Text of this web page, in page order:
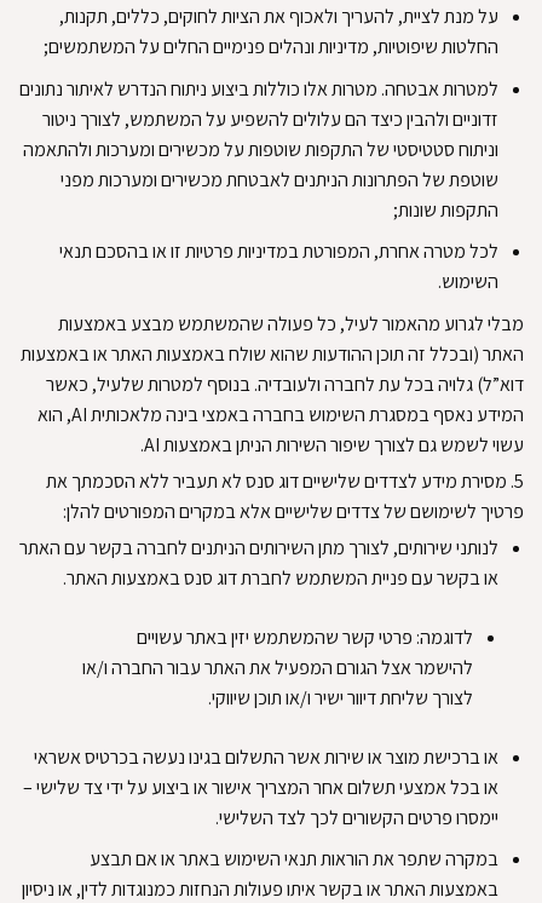
על מנת לציית, להעריך ולאכוף את הציות לחוקים, כללים, תקנות,
החלטות שיפוטיות, מדיניות ונהלים פנימיים החלים על המשתמשים;
למטרות אבטחה. מטרות אלו כוללות ביצוע ניתוח הנדרש לאיתור נתונים
זדוניים ולהבין כיצד הם עלולים להשפיע על המשתמש, לצורך ניטור
וניתוח סטטיסטי של התקפות שוטפות על מכשירים ומערכות ולהתאמה
שוטפת של הפתרונות הניתנים לאבטחת מכשירים ומערכות מפני
התקפות שונות;
לכל מטרה אחרת, המפורטת במדיניות פרטיות זו או בהסכם תנאי
השימוש.
מבלי לגרוע מהאמור לעיל, כל פעולה שהמשתמש מבצע באמצעות
האתר (ובכלל זה תוכן ההודעות שהוא שולח באמצעות האתר או באמצעות
דוא”ל) גלויה בכל עת לחברה ולעובדיה.בנוסף למטרות שלעיל, כאשר
המידע נאסף במסגרת השימוש בחברה באמצי בינה מלאכותית AI, הוא
עשוי לשמש גם לצורך שיפור השירות הניתן באמצעות AI
.
5. מסירת מידע לצדדים שלישייםדוג סנס לא תעביר ללא הסכמתך את
פרטיך לשימושם של צדדים שלישיים אלא במקרים המפורטים להלן:
לנותני שירותים, לצורך מתן השירותים הניתנים לחברה בקשר עם האתר
או בקשר עם פניית המשתמש לחברת דוג סנס באמצעות האתר.
לדוגמה: פרטי קשר שהמשתמש יזין באתר עשויים
להישמר אצל הגורם המפעיל את האתר עבור החברה ו/או
לצורך שליחת דיוור ישיר ו/או תוכן שיווקי.
או ברכישת מוצר או שירות אשר התשלום בגינו נעשה בכרטיס אשראי
או בכל אמצעי תשלום אחר המצריך אישור או ביצוע על ידי צד שלישי –
יימסרו פרטים הקשורים לכך לצד השלישי.
במקרה שתפר את הוראות תנאי השימוש באתר או אם תבצע
באמצעות האתר או בקשר איתו פעולות הנחזות כמנוגדות לדין, או ניסיון